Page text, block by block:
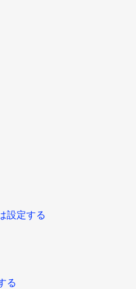
設定する
る